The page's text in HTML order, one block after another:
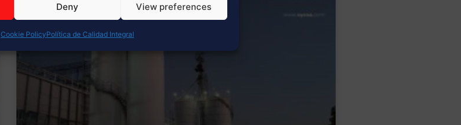
Deny View preferences
Cookie PolicyPolítica de Calidad Integral